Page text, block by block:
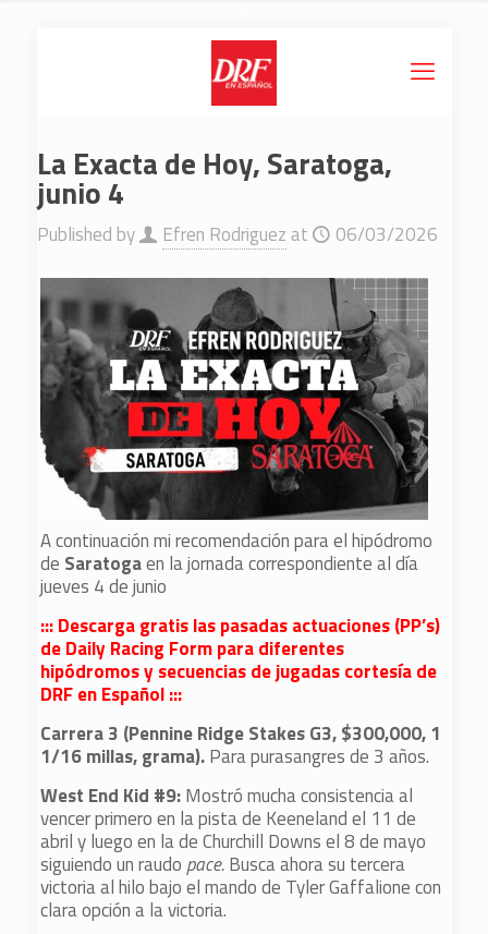
La Exacta de Hoy, Saratoga,
junio 4
Published by Efren Rodriguez at 06/03/2026
A continuación mi recomendación para el hipódromo
de Saratogaen la jornada correspondiente al día
jueves 4 de junio
::: Descarga gratis las pasadas actuaciones (PP’s)
de Daily Racing Form para diferentes
hipódromos y secuencias de jugadas cortesía de
DRF en Español :::
Carrera 3 (Pennine Ridge Stakes G3, $300,000, 1
1/16 millas, grama).Para purasangres de 3 años.
West End Kid #9:Mostró mucha consistencia al
vencer primero en la pista de Keeneland el 11 de
abril y luego en la de Churchill Downs el 8 de mayo
siguiendo un raudo pace.Busca ahora su tercera
victoria al hilo bajo el mando de Tyler Gaffalione con
clara opción a la victoria.